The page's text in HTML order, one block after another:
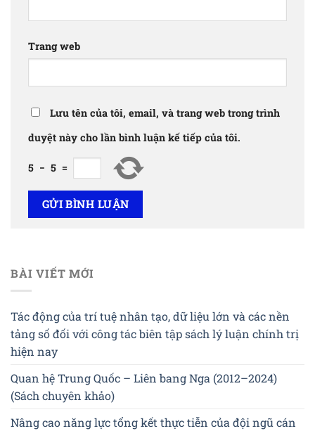
Trang web
Lưu tên của tôi, email, và trang web trong trình
duyệt này cho lần bình luận kế tiếp của tôi.
5 − 5 =
BÀI VIẾT MỚI
Tác động của trí tuệ nhân tạo, dữ liệu lớn và các nền
tảng số đối với công tác biên tập sách lý luận chính trị
hiện nay
Quan hệ Trung Quốc – Liên bang Nga (2012–2024)
(Sách chuyên khảo)
Nâng cao năng lực tổng kết thực tiễn của đội ngũ cán